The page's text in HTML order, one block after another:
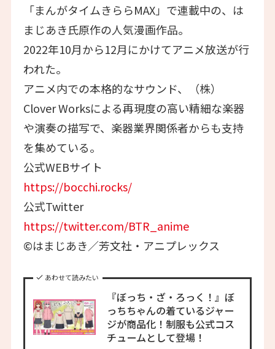
「まんがタイムきららMAX」で連載中の、は
まじあき氏原作の人気漫画作品。
2022年10月から12月にかけてアニメ放送が行
われた。
アニメ内での本格的なサウンド、（株）
Clover Worksによる再現度の高い精細な楽器
や演奏の描写で、楽器業界関係者からも支持
を集めている。
公式WEBサイト
https://bocchi.rocks/
公式Twitter
https://twitter.com/BTR_anime
©はまじあき／芳文社・アニプレックス
あわせて読みたい
『ぼっち・ざ・ろっく！』ぼ
っちちゃんの着ているジャー
ジが商品化！制服も公式コス
チュームとして登場！